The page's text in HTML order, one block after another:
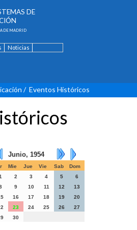
DE
DE MADRID
Noticias
/ Eventos Históricos
Junio, 1954
Mie Jue Vie Sab
Dom
2 3 4 5
6
9 10 11 12
13
16 17 18 19
20
23 24 25 26
27
30